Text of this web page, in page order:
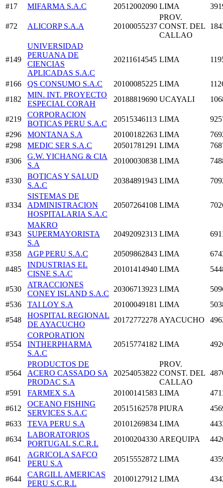
#17
MIFARMA S.A.C 20512002090 LIMA
#72 ALICORP S.A.A 20100055237
PROV.
CONST. DEL
CALLAO
#149
UNIVERSIDAD
PERUANA DE
CIENCIAS
APLICADAS S.A.C
20211614545 LIMA
#166 QS CONSUMO S.A.C 20100085225 LIMA
#182
MIN. INT. PROYECTO
ESPECIAL CORAH
20188819690 UCAYALI
#219
CORPORACION
BOTICAS PERU S.A.C
20515346113 LIMA
#296
MONTANA S.A 20100182263 LIMA
#298
MEDIC SER S.A.C 20501781291 LIMA
#306
G.W. YICHANG & CIA
S.A
20100030838 LIMA
#330
BOTICAS Y SALUD
S.A.C
20384891943 LIMA
#334
SISTEMAS DE
ADMINISTRACION
HOSPITALARIA S.A.C
20507264108 LIMA
#343
MAKRO
SUPERMAYORISTA
S.A
20492092313 LIMA
#358 AGP PERU S.A.C 20509862843 LIMA
#485
INDUSTRIAS EL
CISNE S.A.C
20101414940 LIMA
#530
ATRACCIONES
CONEY ISLAND S.A.C
20306713923 LIMA
#536
TAI LOY S.A 20100049181 LIMA
#548
HOSPITAL REGIONAL
DE AYACUCHO
20172772278 AYACUCHO
#554
CORPORATION
INTHERPHARMA
S.A.C
20515774182 LIMA
#564
PRODUCTOS DE
ACERO CASSADO SA
PRODAC S.A
20254053822
PROV.
CONST. DEL
CALLAO
#591 FARMEX S.A 20100141583 LIMA
#612
OCEANO FISHING
SERVICES S.A.C
20515162578 PIURA
#633
TEVA PERU S.A 20101269834 LIMA
#634
LABORATORIOS
PORTUGAL S.C.R.L
20100204330 AREQUIPA
#641
AGRICOLA SAFCO
PERU S.A
20515552872 LIMA
#644
CARGILL AMERICAS
PERU S.C.R.L
20100127912 LIMA